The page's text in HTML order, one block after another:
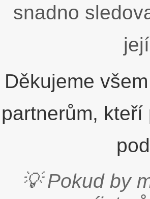
snadno
Děkujeme
partnerům,
💡 Pokud by